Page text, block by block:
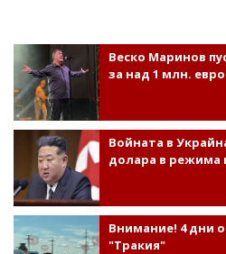
Веско Маринов
за над 1 млн.
Войната в
долара в режима
Внимание! 4 дни
"Тракия"